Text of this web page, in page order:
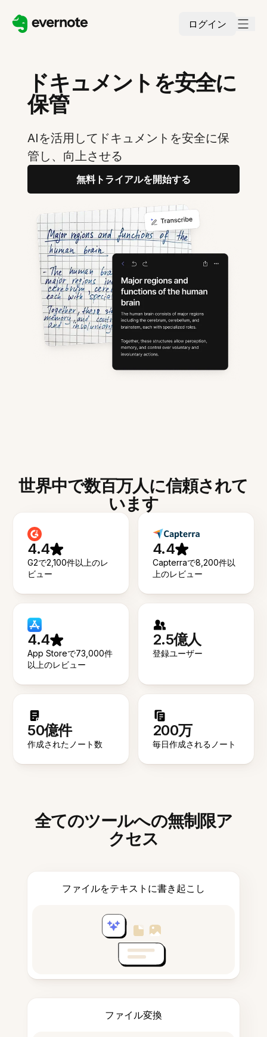
ログイン
ドキュメントを安全に
保管
AIを活用してドキュメントを安全に保
管し、向上させる
無料トライアルを開始する
世界中で数百万人に信頼されて
います
4.4
G2で2,100件以上のレ
ビュー
4.4
Capterraで8,200件以
上のレビュー
4.4
App Storeで73,000件
以上のレビュー
2.5億人
登録ユーザー
50億件
作成されたノート数
200万
毎日作成されるノート
全てのツールへの無制限ア
クセス
ファイルをテキストに書き起こし
ファイル変換